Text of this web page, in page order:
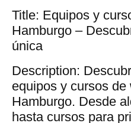
Title: Equipos y
Hamburgo –
única
Description:
equipos y cursos de
Hamburgo. Desde
hasta cursos para